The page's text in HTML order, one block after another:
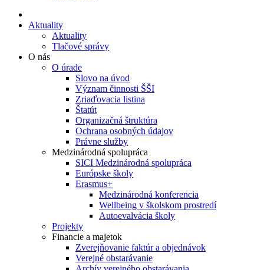
Aktuality
Aktuality
Tlačové správy
O nás
O úrade
Slovo na úvod
Význam činnosti ŠŠI
Zriaďovacia listina
Štatút
Organizačná štruktúra
Ochrana osobných údajov
Právne služby
Medzinárodná spolupráca
SICI Medzinárodná spolupráca
Európske školy
Erasmus+
Medzinárodná konferencia
Wellbeing v školskom prostredí
Autoevalvácia školy
Projekty
Financie a majetok
Zverejňovanie faktúr a objednávok
Verejné obstarávanie